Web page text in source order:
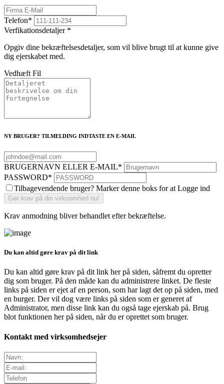
Telefon*
Verfikationsdetaljer *
Opgiv dine bekræftelsesdetaljer, som vil blive brugt til at kunne give
dig ejerskabet med.
Vedhæft Fil
NY BRUGER? TILMELDING INDTASTE EN E-MAIL
BRUGERNAVN ELLER E-MAIL*
PASSWORD*
Tilbagevendende bruger? Marker denne boks for at Logge ind
Krav anmodning bliver behandlet efter bekræftelse.
Du kan altid gøre krav på dit link
Du kan altid gøre krav på dit link her på siden, såfremt du opretter
dig som bruger. På den måde kan du administrere linket. De fleste
links på siden er ejet af en person, som har lagt det op på siden, med
en burger. Der vil dog være links på siden som er generet af
Administrator, men disse link kan du også tage ejerskab på. Brug
blot funktionen her på siden, når du er oprettet som bruger.
Kontakt med virksomhedsejer